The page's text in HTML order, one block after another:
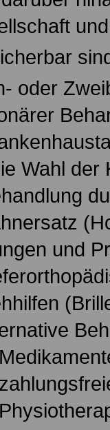
oder
Wahl der
und